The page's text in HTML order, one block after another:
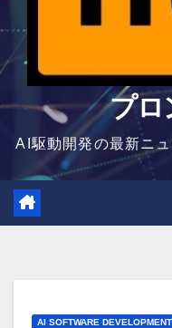
プロ
AI駆動開発の最新ニ
AI SOFTWARE DEVELOPMENT